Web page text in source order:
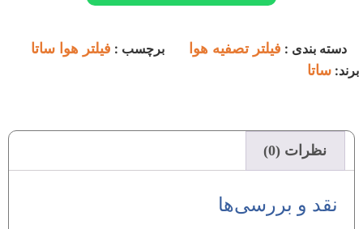
دسته بندی : فیلتر تصفیه هوا برچسب : فیلتر هوا ساتا
برند: ساتا
نظرات (0)
نقد و بررسی‌ها